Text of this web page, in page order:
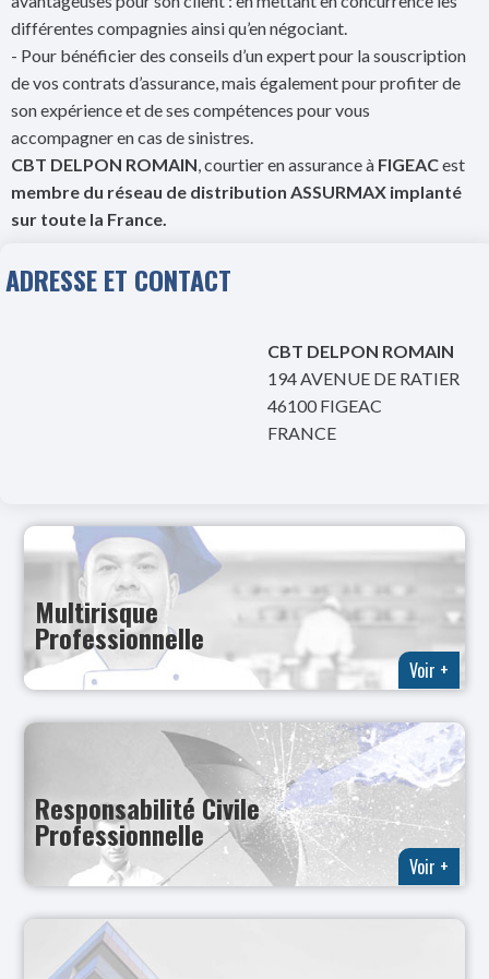
différentes compagnies ainsi qu’en négociant.
- Pour bénéficier des conseils d’un expert pour la souscription
de vos contrats d’assurance, mais également pour profiter de
son expérience et de ses compétences pour vous
accompagner en cas de sinistres.
CBT DELPON ROMAIN, courtier en assurance à FIGEACest
membre du réseau de distribution ASSURMAX implanté
sur toute la France.
ADRESSE ET CONTACT
CBT DELPON ROMAIN
194 AVENUE DE RATIER
46100 FIGEAC
FRANCE
Multirisque
Professionnelle
Voir +
Responsabilité Civile
Professionnelle
Voir +